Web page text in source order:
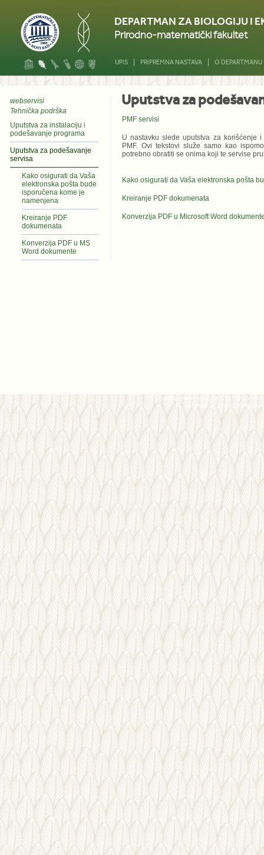
DEPARTMAN ZA BIOLOGIJU I
Prirodno-matematički fakultet
UPIS PRIPREMNA NASTAVA O DEPARTMANU
webservisi
Tehnička podrška
Uputstva za instalaciju i
podešavanje programa
Uputstva za podešavanje
servisa
Kako osigurati da Vaša
elektronska pošta bude
isporučena kome je
namenjena
Kreiranje PDF
dokumenata
Konverzija PDF u MS
Word dokumente
Uputstva za
PMF servisi
U nastavku slede uputstva za korišćenje
PMF. Ovi tekstovi služe samo kao
potrebno obratiti se onima koji te servise
Kako osigurati da Vaša elektronska pošta
Kreiranje PDF dokumenata
Konverzija PDF u Microsoft Word
Prirodno-matematički fakultet,
dekanat: 021/455630,